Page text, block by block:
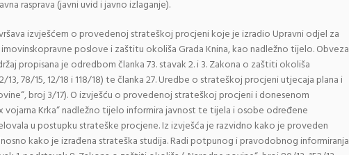
rasprava (javni uvid i javno izlaganje).
izvješćem o provedenoj strateškoj procjeni koje je izradio Upravni odjel za
poslove i zaštitu okoliša Grada Knina, kao nadležno tijelo. Obveza
propisana je odredbom članka 73. stavak 2. i 3. Zakona o zaštiti okoliša
13, 78/15, 12/18 i 118/18) te članka 27. Uredbe o strateškoj procjeni utjecaja plana i
broj 3/17). O izvješću o provedenoj strateškoj procjeni i donesenom
vojarna Krka“ nadležno tijelo informira javnost te tijela i osobe određene
u postupku strateške procjene. Iz izvješća je razvidno kako je proveden
kako je izrađena strateška studija. Radi potpunog i pravodobnog informiranja